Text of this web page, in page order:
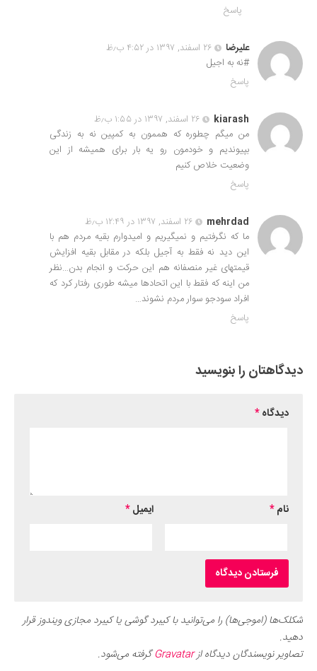
پاسخ
علیرضا
۲۶ اسفند, ۱۳۹۷ در ۴:۵۲ ب٫ظ
#نه به اجیل
پاسخ
kiarash
۲۶ اسفند, ۱۳۹۷ در ۱:۵۵ ب٫ظ
من میگم چطوره که هممون به کمپین نه به زندگی
بپیوندیم و خودمون رو یه بار برای همیشه از این
وضعیت خلاص کنیم
پاسخ
mehrdad
۲۶ اسفند, ۱۳۹۷ در ۱۲:۴۹ ب٫ظ
ما که نگرفتیم و نمیگیریم و امیدوارم بقیه مردم هم با
این دید نه فقط به آجیل بلکه در مقابل بقیه افزایش
قیمتهای غیر منصفانه هم این حرکت و انجام بدن…نظر
من اینه که فقط با این اتحادها میشه طوری رفتار کرد که
افراد سودجو سوار مردم نشوند…
پاسخ
دیدگاهتان را بنویسید
دیدگاه*
نام* ایمیل*
شکلک‌ها (اموجی‌ها) را می‌توانید با کیبرد گوشی یا کیبرد مجازی ویندوز قرار
دهید.
تصاویر نویسندگان دیدگاه ازGravatarگرفته می‌شود.